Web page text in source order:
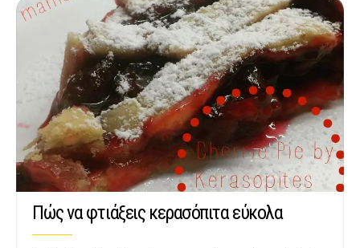
Πώς να φτιάξεις κερασόπιτα εύκολα